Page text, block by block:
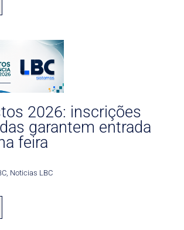
2026: inscrições
garantem entrada
feira
Noticias LBC